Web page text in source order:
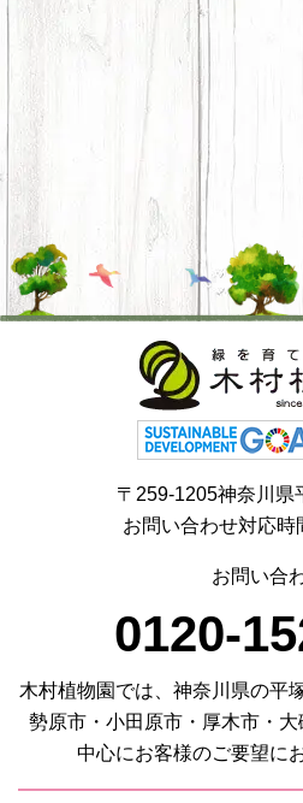
〒259-1205神奈川県
お問い合わせ対応時
お問い合
0120-
木村植物園では、神奈川県の平
勢原市・小田原市・厚木市・
中心にお客様のご要望に